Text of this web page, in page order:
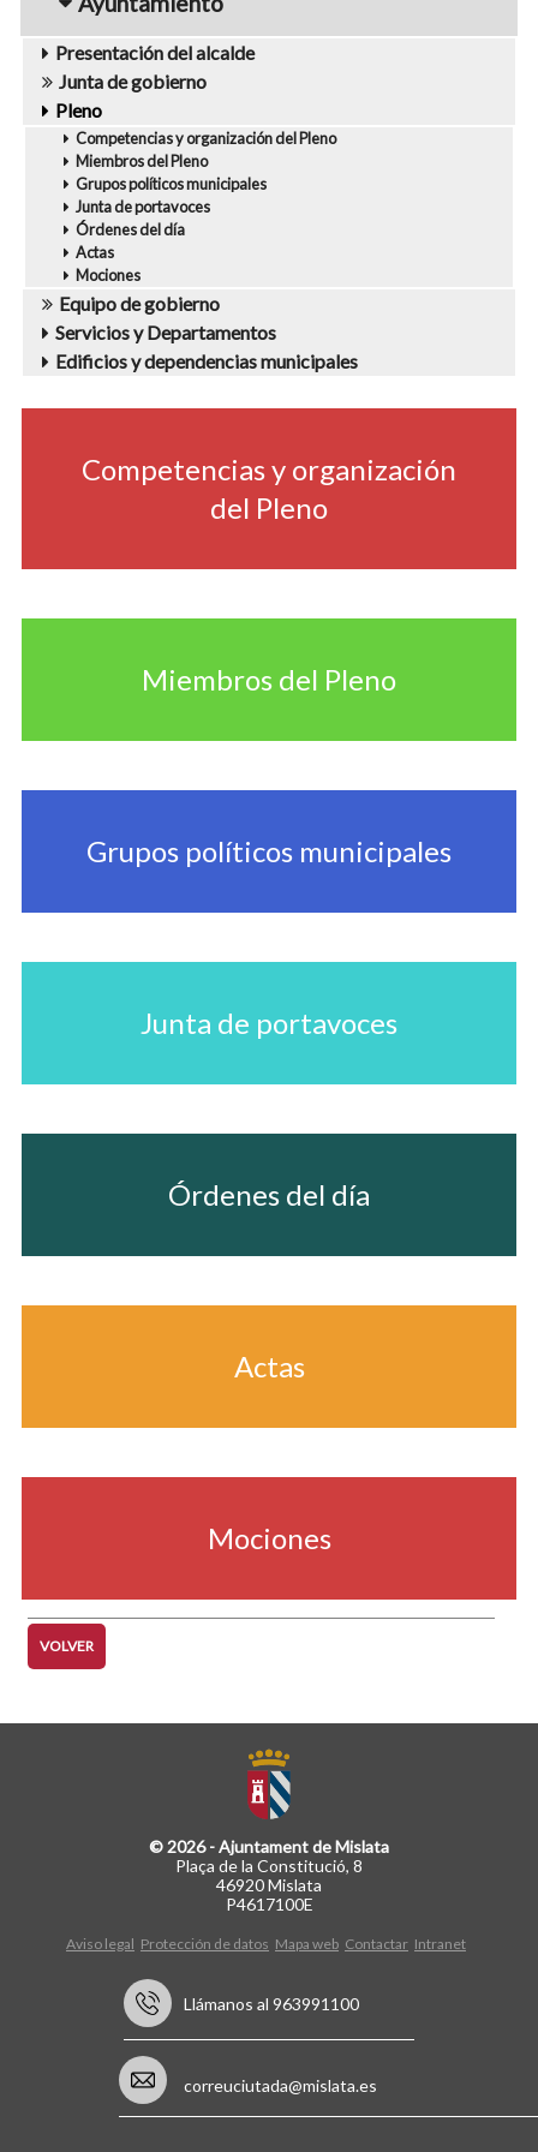
Presentación del alcalde
Junta de gobierno
Pleno
Competencias y organización del Pleno
Miembros del Pleno
Grupos políticos municipales
Junta de portavoces
Órdenes del día
Actas
Mociones
Equipo de gobierno
Servicios y Departamentos
Edificios y dependencias municipales
Competencias y organización
del Pleno
Miembros del Pleno
Grupos políticos municipales
Junta de portavoces
Órdenes del día
Actas
Mociones
VOLVER
© 2026 - Ajuntament de Mislata
Plaça de la Constitució, 8
46920 Mislata
P4617100E
Aviso legal Protección de datos Mapa web Contactar Intranet
Llámanos al 963991100
correuciutada@mislata.es